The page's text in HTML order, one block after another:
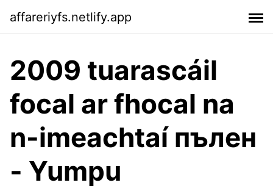
affareriyfs.netlify.app
2009 tuarascáil
focal ar fhocal na
n-imeachtaí пълен
- Yumpu